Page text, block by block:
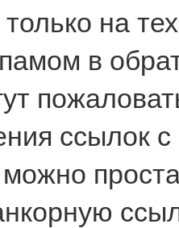
на
в
ссылок с